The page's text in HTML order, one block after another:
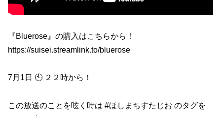
『Bluerose』の購入はこちらから！
https://suisei.streamlink.to/bluerose
7月1日 🕙 ２２時から！
この放送のことを呟く時は #ほしまちすたじお のタグを